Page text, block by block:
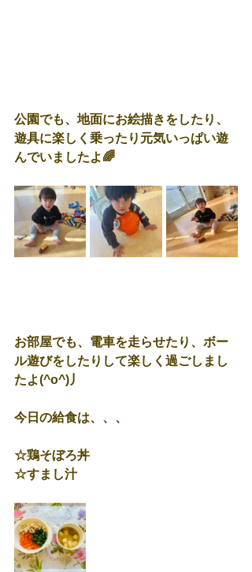
公園でも、地面にお絵描きをしたり、
遊具に楽しく乗ったり元気いっぱい遊
んでいましたよ🌈
お部屋でも、電車を走らせたり、ボー
ル遊びをしたりして楽しく過ごしまし
たよ(^o^)丿
今日の給食は、、、
☆鶏そぼろ丼
☆すまし汁